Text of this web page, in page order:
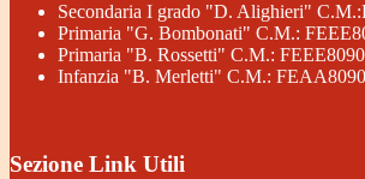
Secondaria I grado "D. Alighieri"
Primaria "G. Bombonati" C.M.:
Primaria "B. Rossetti" C.M.:
Infanzia "B. Merletti" C.M.:
Sezione Link Utili